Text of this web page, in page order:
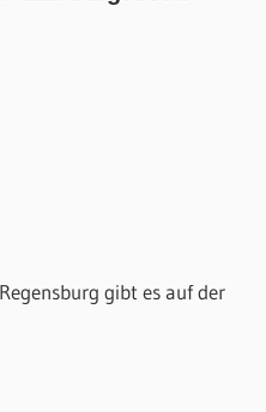
gibt es auf der